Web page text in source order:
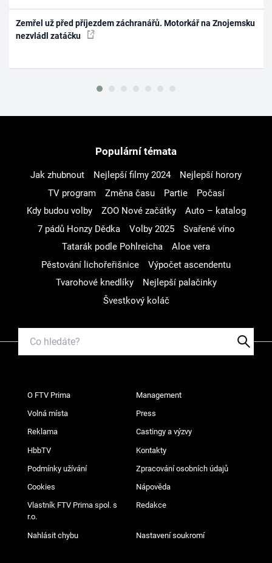
Zemřel už před příjezdem záchranářů. Motorkář na Znojemsku
nezvládl zatáčku
Populární témata
Jak zhubnout Nejlepší filmy 2024
Nejlepší horory
TV program
Změna času Partie
Počasí
Kdy budou volby
ZOO Nové začátky
Auto – katalog
7 pádů Honzy Dědka
Volby 2025
Svařené víno
Tatarák podle Pohlreicha
Aloe vera
Pěstování lichořeřišnice
Výpočet ascendentu
Tvarohové knedlíky
Nejlepší palačinky
Švestkový koláč
O FTV Prima Management
Volná místa Press
Reklama Castingy a výzvy
HbbTV Kontakty
Podmínky užívání Zpracování osobních údajů
Cookies Nápověda
Vlastník FTV Prima spol. s
r.o.
Redakce
Nahlásit chybu Nastavení soukromí